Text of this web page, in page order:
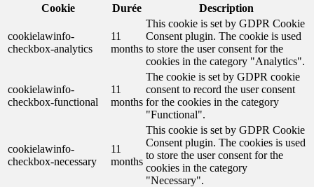
Cookie
Durée Description
cookielawinfo-
checkbox-analytics
11
months
This cookie is set by GDPR Cookie
Consent plugin. The cookie is used
to store the user consent for the
cookies in the category "Analytics".
cookielawinfo-
checkbox-functional
11
months
The cookie is set by GDPR cookie
consent to record the user consent
for the cookies in the category
"Functional".
cookielawinfo-
checkbox-necessary
11
months
This cookie is set by GDPR Cookie
Consent plugin. The cookies is used
to store the user consent for the
cookies in the category
"Necessary".